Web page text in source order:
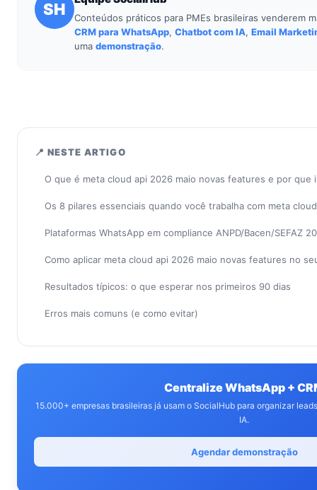
SH
Conteúdos práticos para PMEs brasileiras venderem
CRM para WhatsApp, Chatbot com IA, Email
uma demonstração.
📍 NESTE ARTIGO
O que é meta cloud api 2026 maio novas features e por que
Os 8 pilares essenciais quando você trabalha com meta
Plataformas WhatsApp em compliance ANPD/Bacen/SEFAZ
Como aplicar meta cloud api 2026 maio novas features no
Resultados típicos: o que esperar nos primeiros 90 dias
Erros mais comuns (e como evitar)
Centralize WhatsApp +
15.000+ empresas brasileiras já usam o SocialHub para organizar
IA.
Agendar demonstração